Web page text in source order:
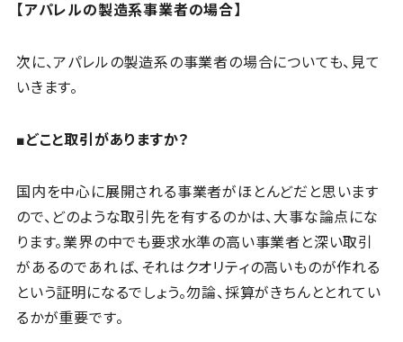
【アパレルの製造系事業者の場合】
次に、アパレルの製造系の事業者の場合についても、見て
いきます。
■どこと取引がありますか？
国内を中心に展開される事業者がほとんどだと思います
ので、どのような取引先を有するのかは、大事な論点にな
ります。業界の中でも要求水準の高い事業者と深い取引
があるのであれば、それはクオリティの高いものが作れる
という証明になるでしょう。勿論、採算がきちんととれてい
るかが重要です。